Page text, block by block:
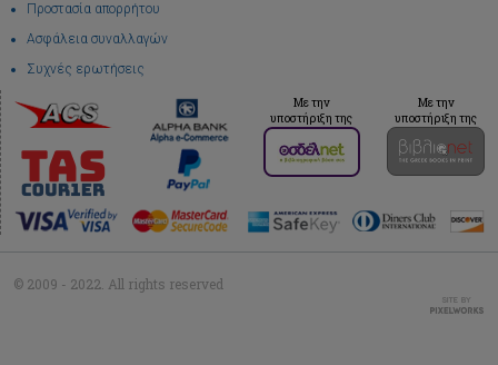
Προστασία απορρήτου
Ασφάλεια συναλλαγών
Συχνές ερωτήσεις
Με την
υποστήριξη της
Με την
υποστήριξη της
© 2009 - 2022. All rights reserved